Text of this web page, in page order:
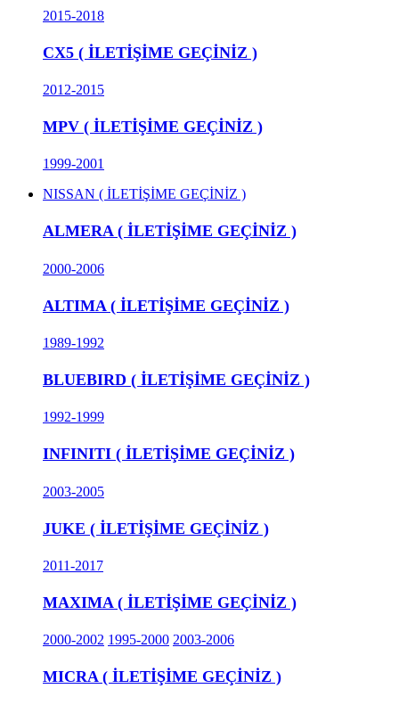
2015-2018
CX5 ( İLETİŞİME GEÇİNİZ )
2012-2015
MPV ( İLETİŞİME GEÇİNİZ )
1999-2001
NISSAN ( İLETİŞİME GEÇİNİZ )
ALMERA ( İLETİŞİME GEÇİNİZ )
2000-2006
ALTIMA ( İLETİŞİME GEÇİNİZ )
1989-1992
BLUEBIRD ( İLETİŞİME GEÇİNİZ )
1992-1999
INFINITI ( İLETİŞİME GEÇİNİZ )
2003-2005
JUKE ( İLETİŞİME GEÇİNİZ )
2011-2017
MAXIMA ( İLETİŞİME GEÇİNİZ )
2000-2002 1995-2000 2003-2006
MICRA ( İLETİŞİME GEÇİNİZ )